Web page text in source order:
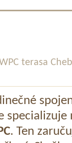
terasa Cheb
specializuje
. Ten